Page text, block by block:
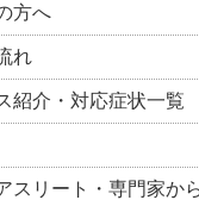
方へ
れ
紹介・対応症状一覧
スリート・専門家か